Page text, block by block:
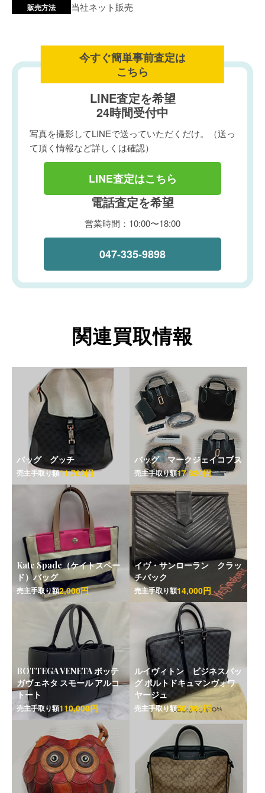
販売方法 当社ネット販売
今すぐ簡単事前査定は
こちら
LINE査定を希望
24時間受付中
写真を撮影してLINEで送っていただくだけ。（送っ
て頂く情報など詳しくは確認）
LINE査定はこちら
電話査定を希望
営業時間：10:00〜18:00
047-335-9898
関連買取情報
バッグ グッチ
売主手取り額11,700円
バッグ マークジェイコブス
売主手取り額17,820円
Kate Spade（ケイトスペー
ド）バッグ
売主手取り額2,000円
イヴ・サンローラン クラッ
チバック
売主手取り額14,000円
BOTTEGA VENETA ボッテ
ガヴェネタ スモール アルコ
トート
売主手取り額110,000円
ルイヴィトン ビジネスバッ
グ ポルトドキュマンヴォワ
ヤージュ
売主手取り額50,000円